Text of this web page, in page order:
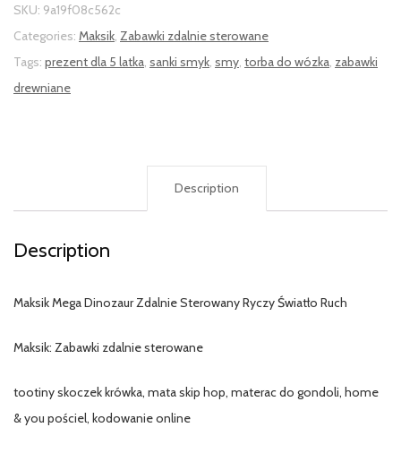
SKU: 9a19f08c562c
Categories: Maksik, Zabawki zdalnie sterowane
Tags: prezent dla 5 latka, sanki smyk, smy, torba do wózka, zabawki
drewniane
Description
Description
Maksik Mega Dinozaur Zdalnie Sterowany Ryczy Światło Ruch
Maksik: Zabawki zdalnie sterowane
tootiny skoczek krówka, mata skip hop, materac do gondoli, home
& you pościel, kodowanie online